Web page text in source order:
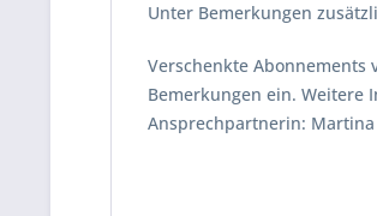
Unter Bemerkungen
Verschenkte Abonnements
Bemerkungen ein. Weitere
Ansprechpartnerin: Martina